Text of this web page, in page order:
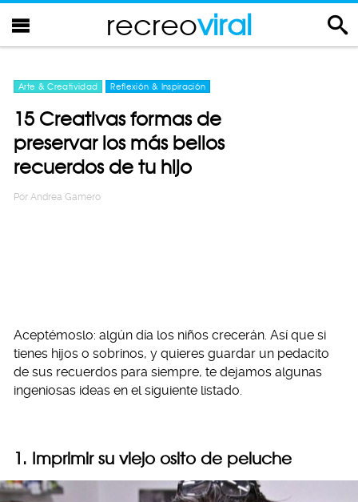
recreoviral
Arte & Creatividad Reflexión & Inspiración
15 Creativas formas de
preservar los más bellos
recuerdos de tu hijo
Por Andrea Gamero
Aceptémoslo: algún día los niños crecerán. Así que si
tienes hijos o sobrinos, y quieres guardar un pedacito
de sus recuerdos para siempre, te dejamos algunas
ingeniosas ideas en el siguiente listado.
1. Imprimir su viejo osito de peluche